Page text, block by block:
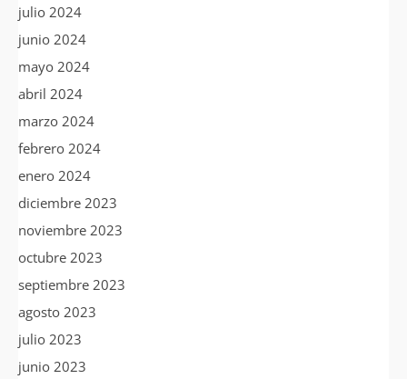
julio 2024
junio 2024
mayo 2024
abril 2024
marzo 2024
febrero 2024
enero 2024
diciembre 2023
noviembre 2023
octubre 2023
septiembre 2023
agosto 2023
julio 2023
junio 2023